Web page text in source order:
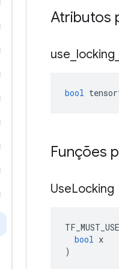
Atributos
use locking
bool
Funções
UseLocking
bool x
)